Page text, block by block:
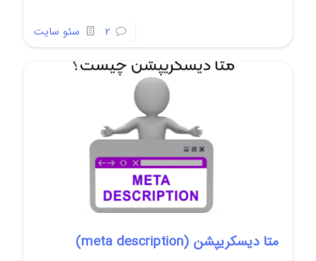
2 سئو سایت
متا دیسکریپشن (meta description)